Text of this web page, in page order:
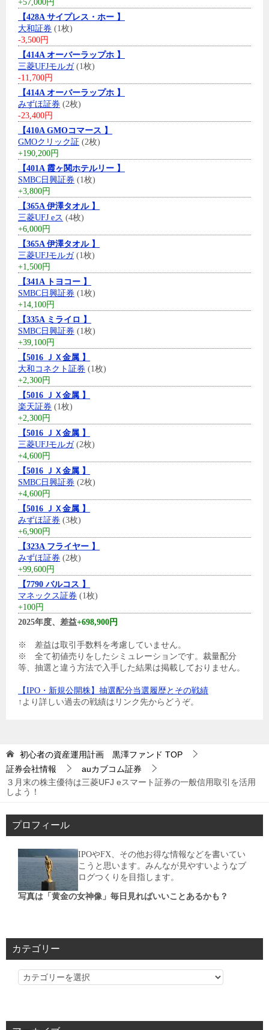
+57,000円
【428A サイプレス・ホー 】
大和証券 (1枚)
-3,500円
【414A オーバーラップホ 】
三菱UFJモルガ(1枚)
-11,700円
【414A オーバーラップホ 】
みずほ証券 (2枚)
-23,400円
【410A GMOコマース 】
GMOクリック証 (2枚)
+190,200円
【401A 霞ヶ関ホテルリー 】
SMBC日興証券 (1枚)
+3,800円
【365A 伊澤タオル 】
三菱UFJ eス (4枚)
+6,000円
【365A 伊澤タオル 】
三菱UFJモルガ(1枚)
+1,500円
【341A トヨコー 】
SMBC日興証券 (1枚)
+14,100円
【335A ミライロ 】
SMBC日興証券 (1枚)
+39,100円
【5016 ＪＸ金属 】
大和コネクト証券 (1枚)
+2,300円
【5016 ＪＸ金属 】
楽天証券 (1枚)
+2,300円
【5016 ＪＸ金属 】
三菱UFJモルガ(2枚)
+4,600円
【5016 ＪＸ金属 】
SMBC日興証券 (2枚)
+4,600円
【5016 ＪＸ金属 】
みずほ証券 (3枚)
+6,900円
【323A フライヤー 】
みずほ証券 (2枚)
+99,600円
【7790 バルコス 】
マネックス証券 (1枚)
+100円
2025年度、差益+698,900円
※ 差益は取引手数料を考慮していません。
※ 全て初値売りをしたシミュレーションです。裁量配分
等、抽選と違う方法で入手した結果は掲載しておりません。
【IPO・新規公開株】抽選配分当選履歴とその戦績
↑より詳しい過去の戦績はリンク先からどうぞ。
初心者の資産運用計画 黒澤ファンド TOP
証券会社情報
auカブコム証券
３月末の株主優待は三菱UFJ eスマート証券の一般信用取引を活用
しよう！
プロフィール
IPOやFX、その他お得な情報などを書いてい
こうと思います。みんなが見やすいようなブ
ログつくりを目指します。
写真は「黄金の女神像」毎日見ればいいことあるかも？
カテゴリー
カ
リ